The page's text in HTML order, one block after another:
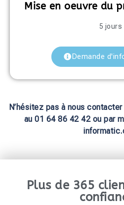
Mise en oeuvre du
5 jours
Demande
N’hésitez pas à nous
au 01 64 86 42 42 ou par
Plus de 365